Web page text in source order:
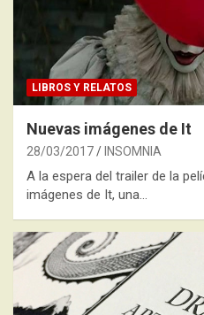
LIBROS Y RELATOS
Nuevas imágenes de It
28/03/2017 INSOMNIA
A la espera del trailer de la
imágenes de It, una…